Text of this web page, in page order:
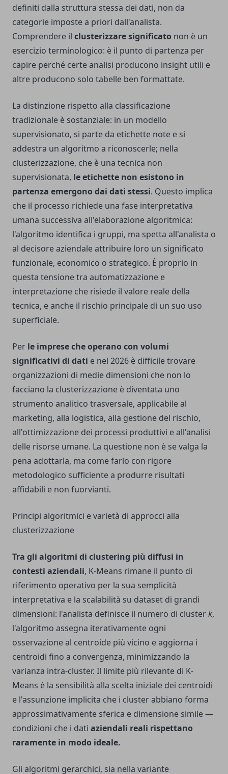
definiti dalla struttura stessa dei dati, non da
categorie imposte a priori dall'analista.
Comprendere il clusterizzare significato non è un
esercizio terminologico: è il punto di partenza per
capire perché certe analisi producono insight utili e
altre producono solo tabelle ben formattate.
La distinzione rispetto alla classificazione
tradizionale è sostanziale: in un modello
supervisionato, si parte da etichette note e si
addestra un algoritmo a riconoscerle; nella
clusterizzazione, che è una tecnica non
supervisionata, le etichette non esistono in
partenza emergono dai dati stessi. Questo implica
che il processo richiede una fase interpretativa
umana successiva all'elaborazione algoritmica:
l'algoritmo identifica i gruppi, ma spetta all'analista o
al decisore aziendale attribuire loro un significato
funzionale, economico o strategico. È proprio in
questa tensione tra automatizzazione e
interpretazione che risiede il valore reale della
tecnica, e anche il rischio principale di un suo uso
superficiale.
Per le imprese che operano con volumi
significativi di dati e nel 2026 è difficile trovare
organizzazioni di medie dimensioni che non lo
facciano la clusterizzazione è diventata uno
strumento analitico trasversale, applicabile al
marketing, alla logistica, alla gestione del rischio,
all'ottimizzazione dei processi produttivi e all'analisi
delle risorse umane. La questione non è se valga la
pena adottarla, ma come farlo con rigore
metodologico sufficiente a produrre risultati
affidabili e non fuorvianti.
Principi algoritmici e varietà di approcci alla
clusterizzazione
Tra gli algoritmi di clustering più diffusi in
contesti aziendali, K-Means rimane il punto di
riferimento operativo per la sua semplicità
interpretativa e la scalabilità su dataset di grandi
dimensioni: l'analista definisce il numero di clusterk,
l'algoritmo assegna iterativamente ogni
osservazione al centroide più vicino e aggiorna i
centroidi fino a convergenza, minimizzando la
varianza intra-cluster. Il limite più rilevante di K-
Means è la sensibilità alla scelta iniziale dei centroidi
e l'assunzione implicita che i cluster abbiano forma
approssimativamente sferica e dimensione simile —
condizioni che i dati aziendali reali rispettano
raramente in modo ideale.
Gli algoritmi gerarchici, sia nella variante